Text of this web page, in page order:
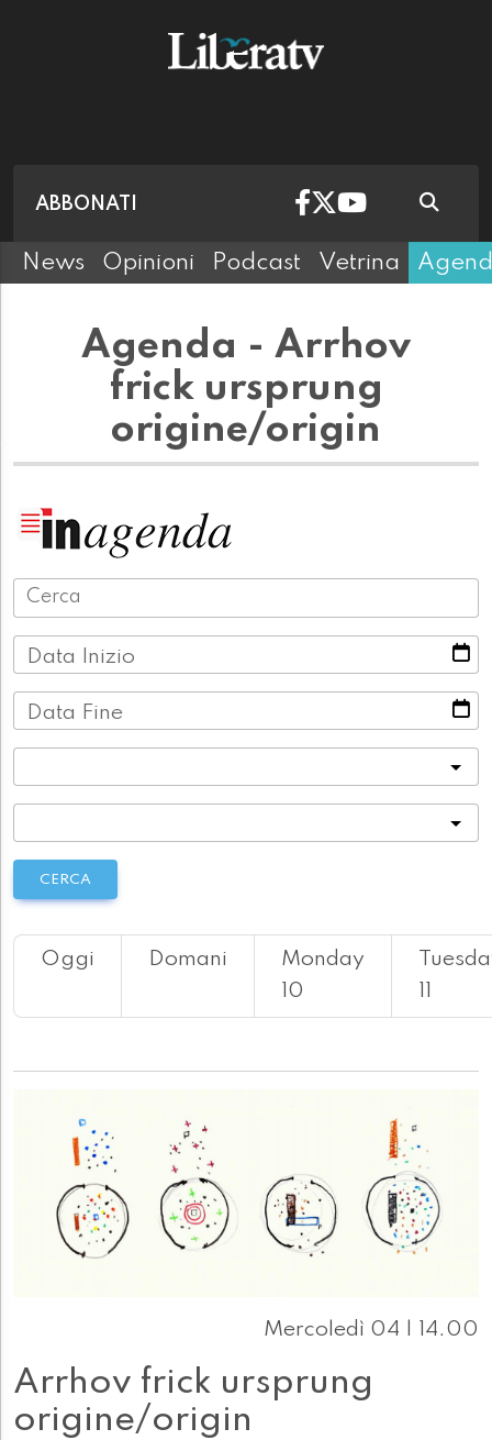
ABBONATI
News Opinioni Podcast Vetrina
Agenda - Arrhov
frick ursprung
origine/origin
Data Inizio
Data Fine
CERCA
Oggi Domani
Monday
10
11
Mercoledì 04 | 14.00
Arrhov frick ursprung
origine/origin